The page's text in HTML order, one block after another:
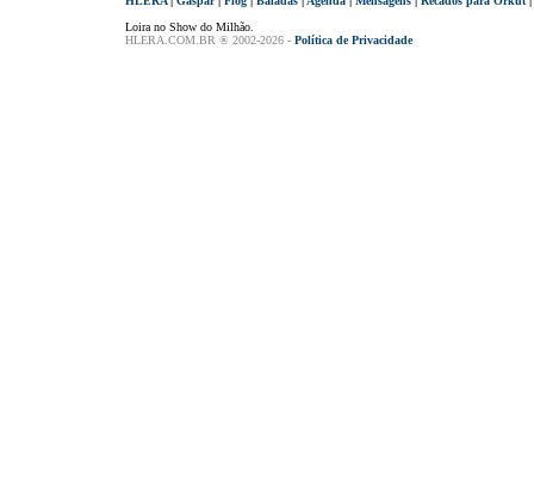
Loira no Show do Milhão.
HLERA.COM.BR ® 2002-2026 - Política de Privacidade